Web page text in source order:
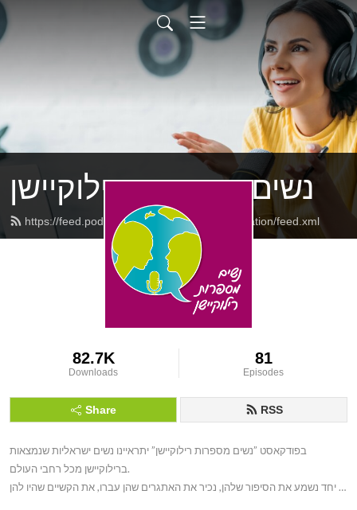
נשים מספרות רילוקיישן
https://feed.podbean.com/womenspeakrelocation/feed.xml
82.7K
Downloads
81
Episodes
Share RSS
בפודקאסט ”נשים מספרות רילוקיישן” יתראיינו נשים ישראליות שנמצאות
ברילוקיישן מכל רחבי העולם.
יחד נשמע את הסיפור שלהן, נכיר את האתגרים שהן עברו, את הקשיים שהיו להן